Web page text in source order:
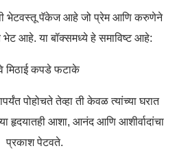
भेटवस्तू पॅकेज आहे जो प्रेम आणि करुणेने
आहे. या बॉक्समध्ये हे समाविष्ट आहे:
मिठाईकपडेफटाके
पोहोचते तेव्हा ती केवळ त्यांच्या घरात
हृदयातही आशा, आनंद आणि आशीर्वादांचा
प्रकाश पेटवते.